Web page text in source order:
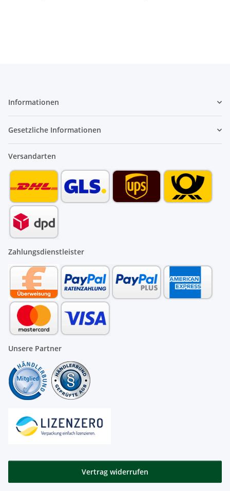
Informationen
Gesetzliche Informationen
Versandarten
Zahlungsdienstleister
Unsere Partner
Vertrag widerrufen